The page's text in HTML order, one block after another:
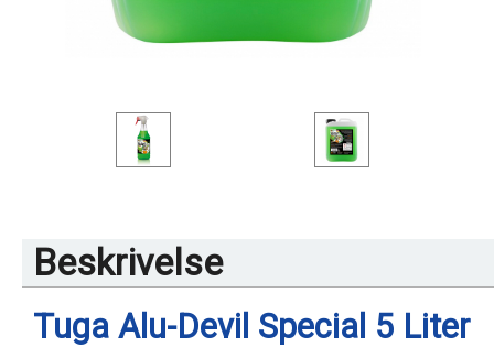
Beskrivelse
Tuga Alu-Devil Special 5 Liter